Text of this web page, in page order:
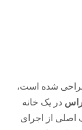
شده است،
در یک خانه
اصلی از اجرای